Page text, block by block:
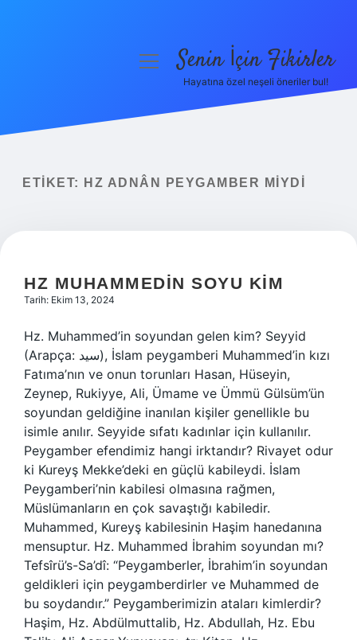
Yasal Uyarı
menüyüSenin İçin Fikirler
Hayatına özel neşeli öneriler bul!
ETIKET: HZ ADNÂN PEYGAMBER MIYDI
HZ MUHAMMEDIN SOYU KIM
Tarih: Ekim 13, 2024
Hz. Muhammed’in soyundan gelen kim? Seyyid
(Arapça: سيد), İslam peygamberi Muhammed’in kızı
Fatıma’nın ve onun torunları Hasan, Hüseyin,
Zeynep, Rukiyye, Ali, Ümame ve Ümmü Gülsüm’ün
soyundan geldiğine inanılan kişiler genellikle bu
isimle anılır. Seyyide sıfatı kadınlar için kullanılır.
Peygamber efendimiz hangi irktandır? Rivayet odur
ki Kureyş Mekke’deki en güçlü kabileydi. İslam
Peygamberi’nin kabilesi olmasına rağmen,
Müslümanların en çok savaştığı kabiledir.
Muhammed, Kureyş kabilesinin Haşim hanedanına
mensuptur. Hz. Muhammed İbrahim soyundan mı?
Tefsîrü’s-Sa’dî: “Peygamberler, İbrahim’in soyundan
geldikleri için peygamberdirler ve Muhammed de
bu soydandır.” Peygamberimizin ataları kimlerdir?
Haşim, Hz. Abdülmuttalib, Hz. Abdullah, Hz. Ebu